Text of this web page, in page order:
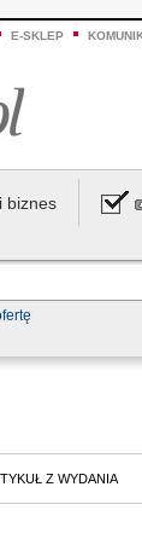
E-SKLEP
biznes
Z WYDANIA